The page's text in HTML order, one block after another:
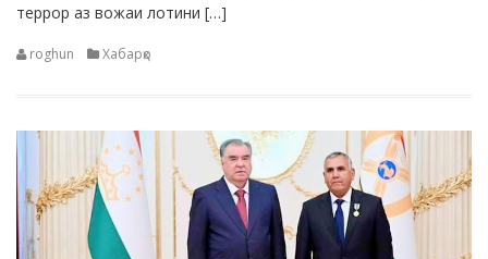
террор аз вожаи лотини […]
roghun Хабарҳо